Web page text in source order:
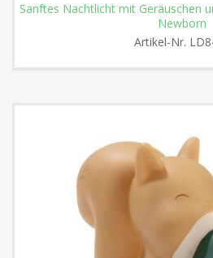
Sanftes Nachtlicht mit Geräuschen
Newborn
Artikel-Nr.